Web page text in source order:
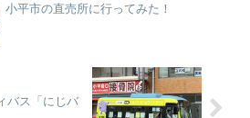
小平市の直売所に行ってみた！
バス「にじバ